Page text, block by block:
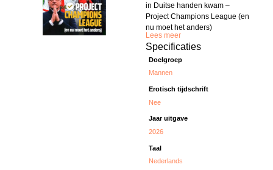
in Duitse handen kwam –
Project Champions League (en
nu moet het anders)
Lees meer
Specificaties
Doelgroep
Mannen
Erotisch tijdschrift
Nee
Jaar uitgave
2026
Taal
Nederlands